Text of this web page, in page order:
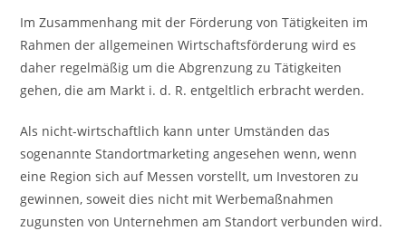
Im Zusammenhang mit der Förderung von Tätigkeiten im
Rahmen der allgemeinen Wirtschaftsförderung wird es
daher regelmäßig um die Abgrenzung zu Tätigkeiten
gehen, die am Markt i. d. R. entgeltlich erbracht werden.
Als nicht-wirtschaftlich kann unter Umständen das
sogenannte Standortmarketing angesehen wenn, wenn
eine Region sich auf Messen vorstellt, um Investoren zu
gewinnen, soweit dies nicht mit Werbemaßnahmen
zugunsten von Unternehmen am Standort verbunden wird.